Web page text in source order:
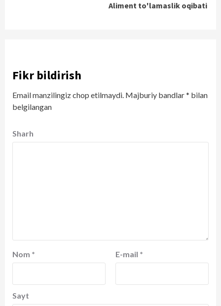
Aliment to'lamaslik oqibati
Fikr bildirish
Email manzilingiz chop etilmaydi. Majburiy bandlar* bilan
belgilangan
Sharh
Nom * E-mail *
Sayt